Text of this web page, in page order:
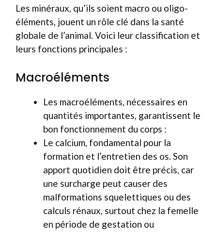
Les minéraux, qu’ils soient macro ou oligo-
éléments, jouent un rôle clé dans la santé
globale de l’animal. Voici leur classification et
leurs fonctions principales :
Macroéléments
Les macroéléments, nécessaires en
quantités importantes, garantissent le
bon fonctionnement du corps :
Le calcium, fondamental pour la
formation et l’entretien des os. Son
apport quotidien doit être précis, car
une surcharge peut causer des
malformations squelettiques ou des
calculs rénaux, surtout chez la femelle
en période de gestation ou